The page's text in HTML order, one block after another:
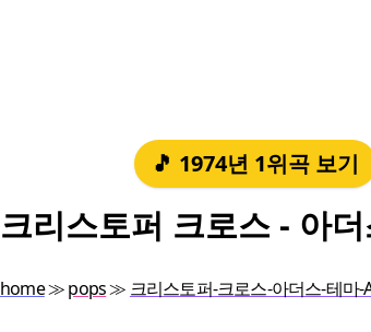
🎵 1974년 1위곡 보기
크리스토퍼 크로스 - 아
home≫pops≫ 크리스토퍼-크로스-아더스-테마